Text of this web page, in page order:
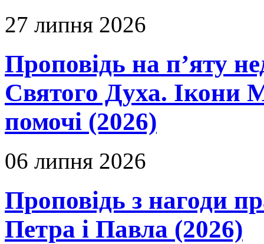
27 липня 2026
Проповідь на п’яту
Святого Духа. Ікони
помочі (2026)
06 липня 2026
Проповідь з нагоди
Петра і Павла (2026)